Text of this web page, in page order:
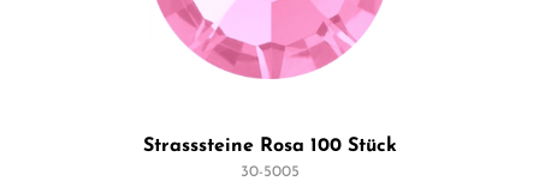
Strasssteine Rosa 100 Stück
30-5005